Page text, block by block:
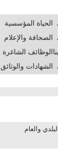
الحياة المؤسسية
الصحافة والإعلام
الوظائف الشاغرة
الشهادات والوثائق
والعام